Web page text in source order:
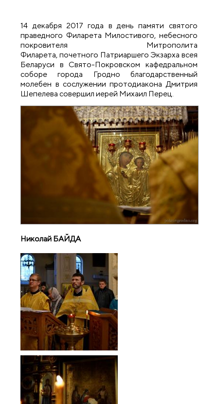
14 декабря 2017 года в день памяти святого
праведного Филарета Милостивого, небесного
покровителя Митрополита
Филарета, почетного Патриаршего Экзарха всея
Беларуси в Свято-Покровском кафедральном
соборе города Гродно благодарственный
молебен в сослужении протодиакона Дмитрия
Шепелева совершил иерей Михаил Перец.
Николай БАЙДА